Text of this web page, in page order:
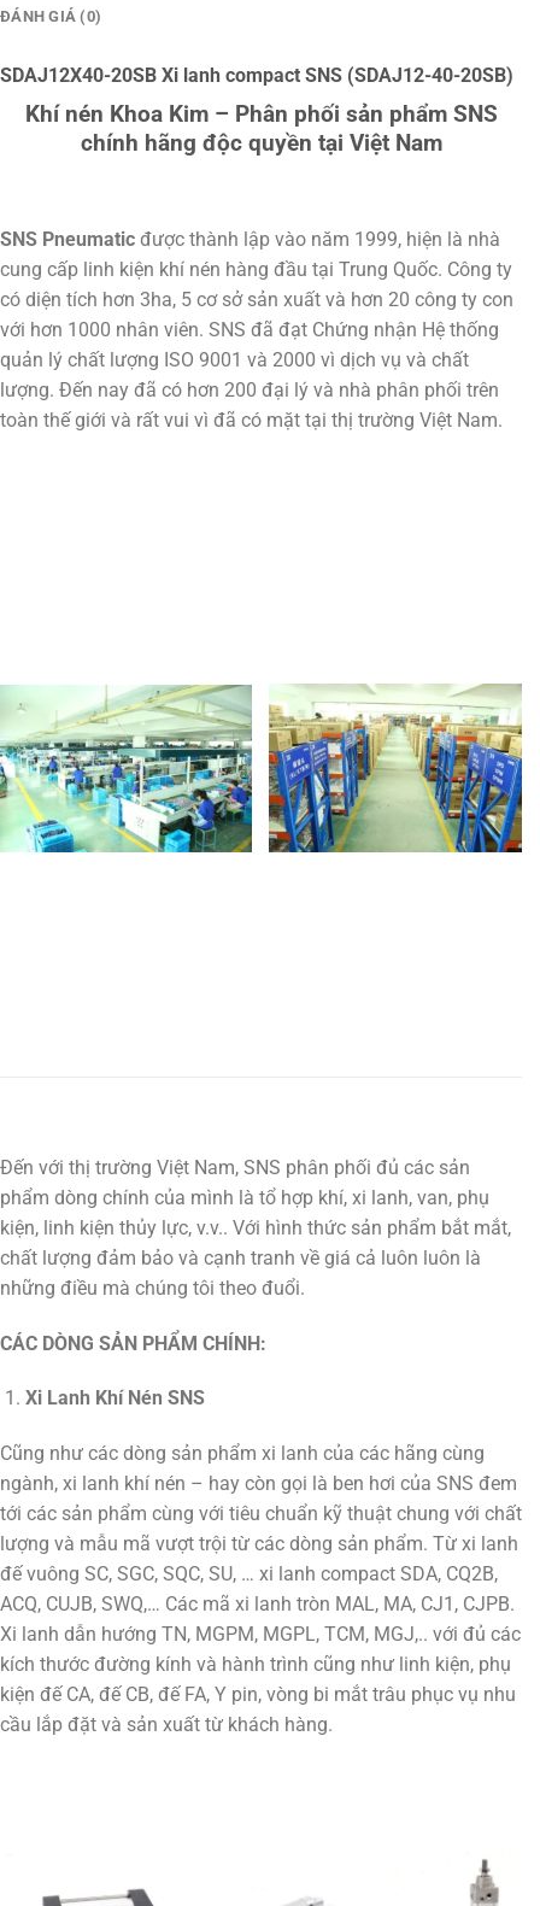
ĐÁNH GIÁ (0)
SDAJ12X40-20SB Xi lanh compact SNS (SDAJ12-40-20SB)
Khí nén Khoa Kim – Phân phối sản phẩm SNS
chính hãng độc quyền tại Việt Nam
SNS Pneumatic được thành lập vào năm 1999, hiện là nhà
cung cấp linh kiện khí nén hàng đầu tại Trung Quốc. Công ty
có diện tích hơn 3ha, 5 cơ sở sản xuất và hơn 20 công ty con
với hơn 1000 nhân viên. SNS đã đạt Chứng nhận Hệ thống
quản lý chất lượng ISO 9001 và 2000 vì dịch vụ và chất
lượng. Đến nay đã có hơn 200 đại lý và nhà phân phối trên
toàn thế giới và rất vui vì đã có mặt tại thị trường Việt Nam.
Đến với thị trường Việt Nam, SNS phân phối đủ các sản
phẩm dòng chính của mình là tổ hợp khí, xi lanh, van, phụ
kiện, linh kiện thủy lực, v.v.. Với hình thức sản phẩm bắt mắt,
chất lượng đảm bảo và cạnh tranh về giá cả luôn luôn là
những điều mà chúng tôi theo đuổi.
CÁC DÒNG SẢN PHẨM CHÍNH:
Xi Lanh Khí Nén SNS
Cũng như các dòng sản phẩm xi lanh của các hãng cùng
ngành, xi lanh khí nén – hay còn gọi là ben hơi của SNS đem
tới các sản phẩm cùng với tiêu chuẩn kỹ thuật chung với chất
lượng và mẫu mã vượt trội từ các dòng sản phẩm. Từ xi lanh
đế vuông SC, SGC, SQC, SU, … xi lanh compact SDA, CQ2B,
ACQ, CUJB, SWQ,… Các mã xi lanh tròn MAL, MA, CJ1, CJPB.
Xi lanh dẫn hướng TN, MGPM, MGPL, TCM, MGJ,.. với đủ các
kích thước đường kính và hành trình cũng như linh kiện, phụ
kiện đế CA, đế CB, đế FA, Y pin, vòng bi mắt trâu phục vụ nhu
cầu lắp đặt và sản xuất từ khách hàng.